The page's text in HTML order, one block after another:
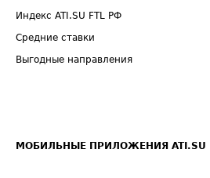
Индекс ATI.SU FTL РФ
Средние ставки
Выгодные направления
МОБИЛЬНЫЕ ПРИЛОЖЕНИЯ ATI.SU